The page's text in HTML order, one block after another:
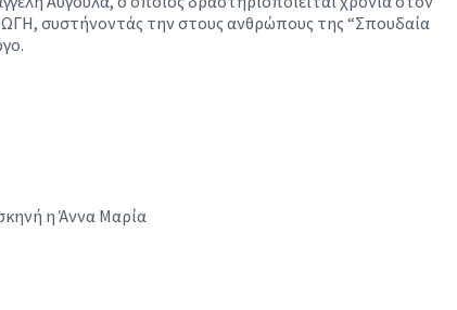
συστήνοντάς την στους ανθρώπους της “Σπουδαία